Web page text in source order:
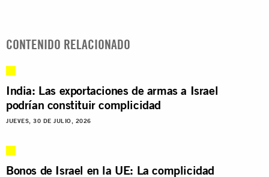
CONTENIDO RELACIONADO
India: Las exportaciones de armas a Israel
podrían constituir complicidad
JUEVES, 30 DE JULIO, 2026
Bonos de Israel en la UE: La complicidad